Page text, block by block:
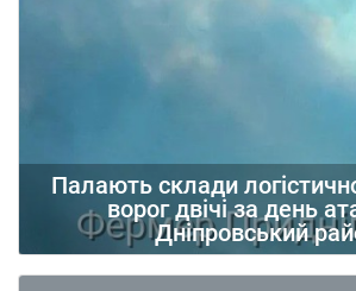
Палають склади
ворог двічі за день
Дніпровський